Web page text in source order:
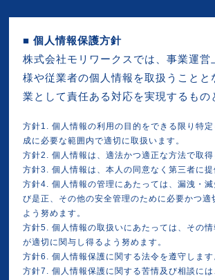
■個人情報保護方針
株式会社モリワークスでは、事業運営
様や従業者の個人情報を取扱うことと
業として責任ある対応を実現するもの
方針1. 個人情報の利用の目的をできる限り特
成に必要な範囲内で適切に取扱います。
方針2. 個人情報は、適法かつ適正な方法で取得
方針3. 個人情報は、本人の同意なく第三者に提
方針4. 個人情報の管理にあたっては、漏洩・滅
び是正、その他の安全管理のために必要かつ適
よう努めます。
方針5. 個人情報の取扱いにあたっては、その情
が適切に関与し得るよう努めます。
方針6. 個人情報保護に関する法令を遵守します
方針7. 個人情報保護に関する苦情及び相談に